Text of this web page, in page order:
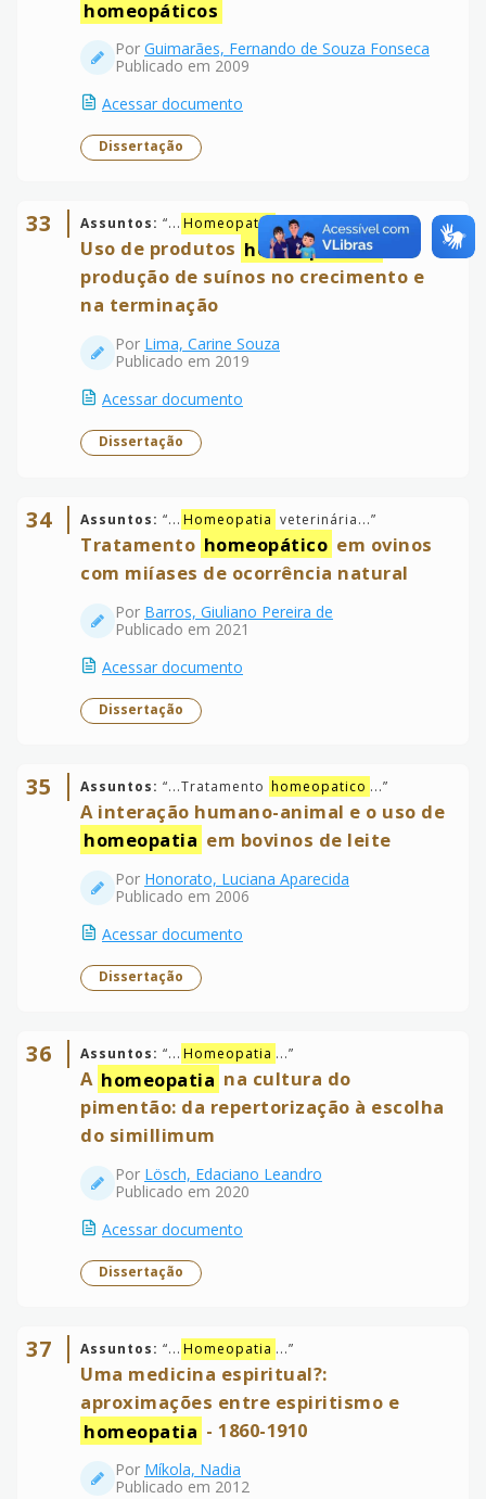
homeopáticos
Por Guimarães, Fernando de Souza Fonseca
Publicado em 2009
Acessar documento
Dissertação
33 Assuntos: “... Homeopatia veterinária...”
Uso de produtos homeopáticos
produção de suínos no crecimento e
na terminação
Por Lima, Carine Souza
Publicado em 2019
Acessar documento
Dissertação
34 Assuntos: “... Homeopatia veterinária...”
Tratamento homeopático em ovinos
com miíases de ocorrência natural
Por Barros, Giuliano Pereira de
Publicado em 2021
Acessar documento
Dissertação
35 Assuntos: “...Tratamento homeopatico ...”
A interação humano-animal e o uso de
homeopatia em bovinos de leite
Por Honorato, Luciana Aparecida
Publicado em 2006
Acessar documento
Dissertação
36 Assuntos: “... Homeopatia ...”
A homeopatia na cultura do
pimentão: da repertorização à escolha
do simillimum
Por Lösch, Edaciano Leandro
Publicado em 2020
Acessar documento
Dissertação
37 Assuntos: “... Homeopatia ...”
Uma medicina espiritual?:
aproximações entre espiritismo e
homeopatia - 1860-1910
Por Míkola, Nadia
Publicado em 2012